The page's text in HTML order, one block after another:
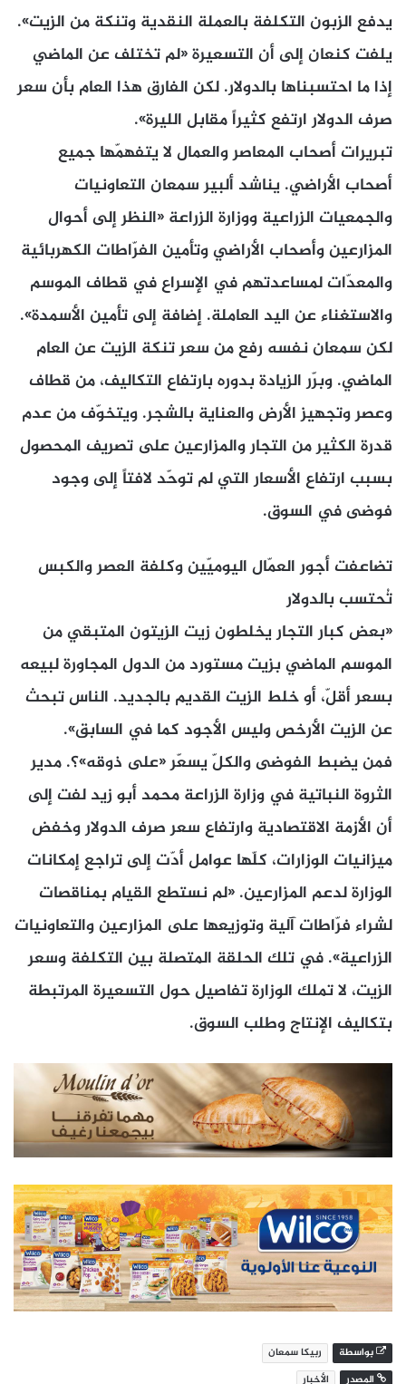
يدفع الزبون التكلفة بالعملة النقدية وتنكة من الزيت».
يلفت كنعان إلى أن التسعيرة «لم تختلف عن الماضي
إذا ما احتسبناها بالدولار. لكن الفارق هذا العام بأن سعر
صرف الدولار ارتفع كثيراً مقابل الليرة».
تبريرات أصحاب المعاصر والعمال لا يتفهمّها جميع
أصحاب الأراضي. يناشد ألبير سمعان التعاونيات
والجمعيات الزراعية ووزارة الزراعة «النظر إلى أحوال
المزارعين وأصحاب الأراضي وتأمين الفرّاطات الكهربائية
والمعدّات لمساعدتهم في الإسراع في قطاف الموسم
والاستغناء عن اليد العاملة. إضافة إلى تأمين الأسمدة».
لكن سمعان نفسه رفع من سعر تنكة الزيت عن العام
الماضي. وبرّر الزيادة بدوره بارتفاع التكاليف، من قطاف
وعصر وتجهيز الأرض والعناية بالشجر. ويتخوّف من عدم
قدرة الكثير من التجار والمزارعين على تصريف المحصول
بسبب ارتفاع الأسعار التي لم توحّد لافتاً إلى وجود
فوضى في السوق.
تضاعفت أجور العمّال اليوميّين وكلفة العصر والكبس
تُحتسب بالدولار
«بعض كبار التجار يخلطون زيت الزيتون المتبقي من
الموسم الماضي بزيت مستورد من الدول المجاورة لبيعه
بسعر أقلّ، أو خلط الزيت القديم بالجديد. الناس تبحث
عن الزيت الأرخص وليس الأجود كما في السابق».
فمن يضبط الفوضى والكلّ يسعّر «على ذوقه»؟. مدير
الثروة النباتية في وزارة الزراعة محمد أبو زيد لفت إلى
أن الأزمة الاقتصادية وارتفاع سعر صرف الدولار وخفض
ميزانيات الوزارات، كلّها عوامل أدّت إلى تراجع إمكانات
الوزارة لدعم المزارعين. «لم نستطع القيام بمناقصات
لشراء فرّاطات آلية وتوزيعها على المزارعين والتعاونيات
الزراعية». في تلك الحلقة المتصلة بين التكلفة وسعر
الزيت، لا تملك الوزارة تفاصيل حول التسعيرة المرتبطة
بتكاليف الإنتاج وطلب السوق.
بواسطة
ربيكا سمعان
المصدر
الأخبار